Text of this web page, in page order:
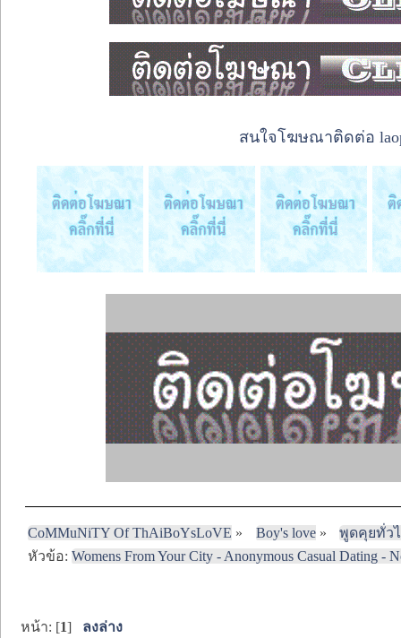
สนใจโฆษณาติดต่อ
CoMMuNiTY Of ThAiBoYsLoVE » Boy's love»
พูดคุยทั่ว
หัวข้อ:Womens From Your City - Anonymous Casual Dating -
หน้า: [1] ลงล่าง